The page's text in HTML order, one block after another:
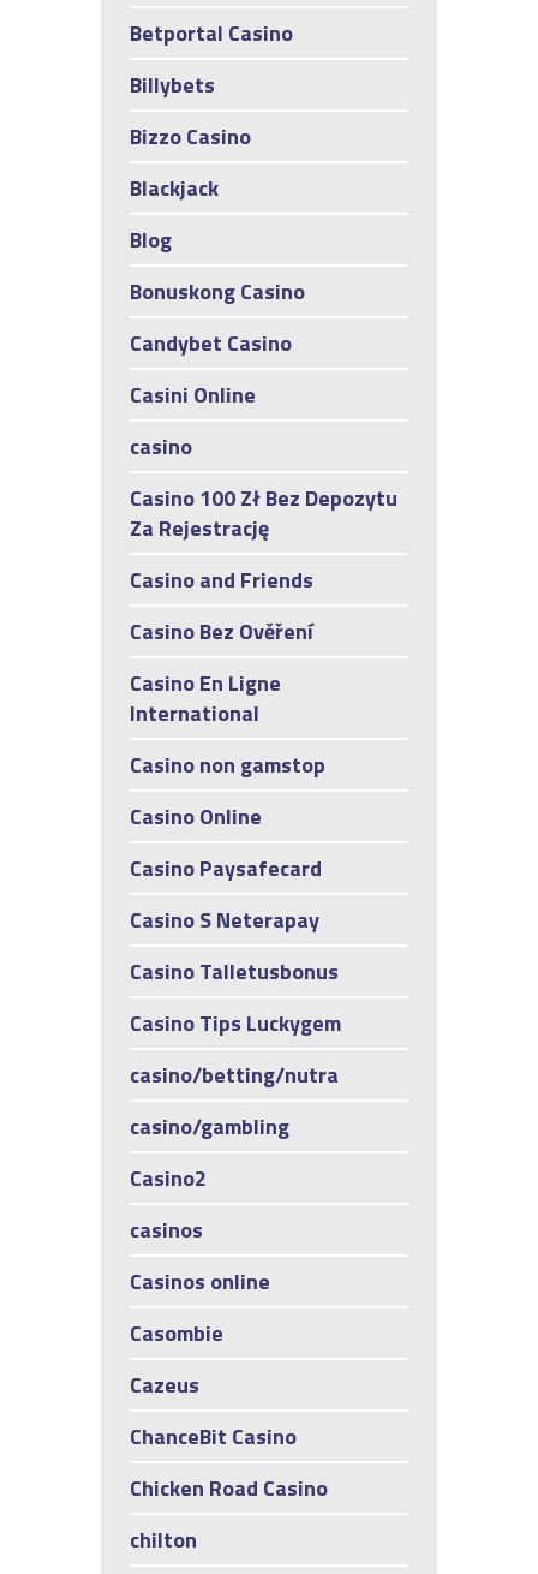
Betportal Casino
Billybets
Bizzo Casino
Blackjack
Blog
Bonuskong Casino
Candybet Casino
Casini Online
casino
Casino 100 Zł Bez Depozytu
Za Rejestrację
Casino and Friends
Casino Bez Ověření
Casino En Ligne
International
Casino non gamstop
Casino Online
Casino Paysafecard
Casino S Neterapay
Casino Talletusbonus
Casino Tips Luckygem
casino/betting/nutra
casino/gambling
Casino2
casinos
Casinos online
Casombie
Cazeus
ChanceBit Casino
Chicken Road Casino
chilton